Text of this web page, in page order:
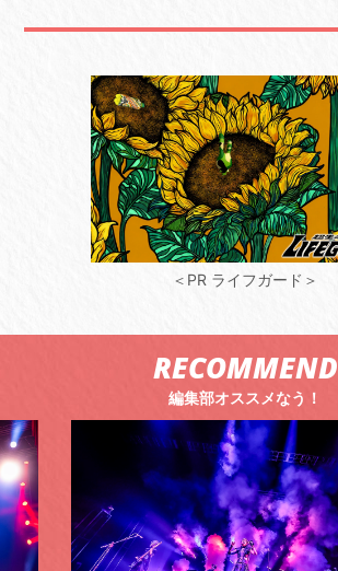
＜PR ライフガード＞
RECOMMEND
編集部オススメなう！